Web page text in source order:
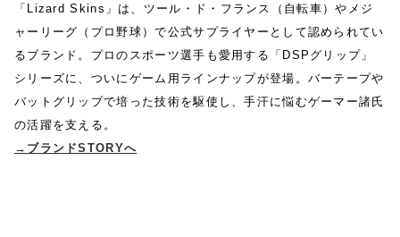
「Lizard Skins」は、ツール・ド・フランス（自転車）やメジ
ャーリーグ（プロ野球）で公式サプライヤーとして認められてい
るブランド。プロのスポーツ選手も愛用する「DSPグリップ」
シリーズに、ついにゲーム用ラインナップが登場。バーテープや
バットグリップで培った技術を駆使し、手汗に悩むゲーマー諸氏
の活躍を支える。
→ブランドSTORYへ